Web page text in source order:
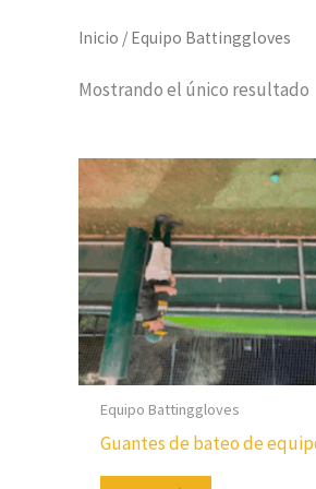
Inicio / Equipo Battinggloves
Mostrando el único resultado
Equipo Battinggloves
Guantes de bateo de